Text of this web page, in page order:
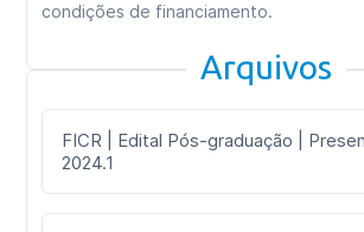
condições de financiamento.
Arquivos
FICR | Edital Pós-graduação |
2024.1